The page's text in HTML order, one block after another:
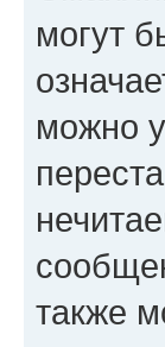
могут
можно
также